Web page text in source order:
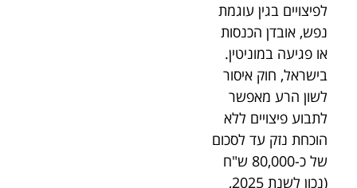
לפיצויים בגין עוגמת
נפש, אובדן הכנסות
או פגיעה במוניטין.
בישראל, חוק איסור
לשון הרע מאפשר
לתבוע פיצויים ללא
הוכחת נזק עד לסכום
של כ-80,000 ש"ח
(נכון לשנת 2025,